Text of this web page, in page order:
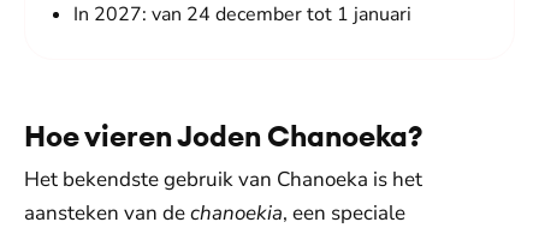
In 2027: van 24 december tot 1 januari
Hoe vieren Joden Chanoeka?
Het bekendste gebruik van Chanoeka is het
aansteken van dechanoekia, een speciale